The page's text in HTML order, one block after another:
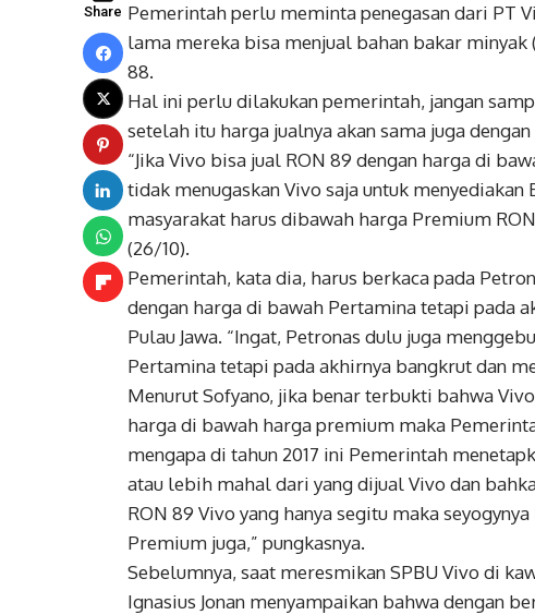
Share Pemerintah perlu meminta penegasan dari PT
lama mereka bisa menjual bahan bakar minyak
88.
Hal ini perlu dilakukan pemerintah, jangan
setelah itu harga jualnya akan sama juga dengan
“Jika Vivo bisa jual RON 89 dengan harga di
tidak menugaskan Vivo saja untuk
masyarakat harus dibawah harga Premium
(26/10).
Pemerintah, kata dia, harus berkaca pada
dengan harga di bawah Pertamina tetapi pada
Pulau Jawa. “Ingat, Petronas dulu juga
Pertamina tetapi pada akhirnya bangkrut dan
Menurut Sofyano, jika benar terbukti bahwa
harga di bawah harga premium maka
mengapa di tahun 2017 ini Pemerintah
atau lebih mahal dari yang dijual Vivo dan
RON 89 Vivo yang hanya segitu maka
Premium juga,” pungkasnya.
Sebelumnya, saat meresmikan SPBU Vivo di
Ignasius Jonan menyampaikan bahwa dengan